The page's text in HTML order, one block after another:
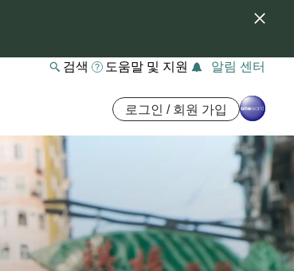
검색 도움말 및 지원 알림 센터
로그인 / 회원 가입